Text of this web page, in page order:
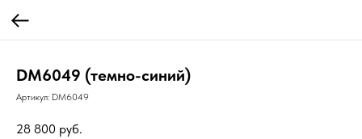
DM6049 (темно-синий)
Артикул: DM6049
28 800 руб.